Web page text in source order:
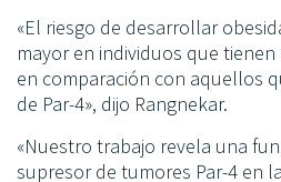
«El riesgo de desarrollar
mayor en individuos que
en comparación con aquellos
de Par-4», dijo Rangnekar.
«Nuestro trabajo revela una
supresor de tumores Par-4 en